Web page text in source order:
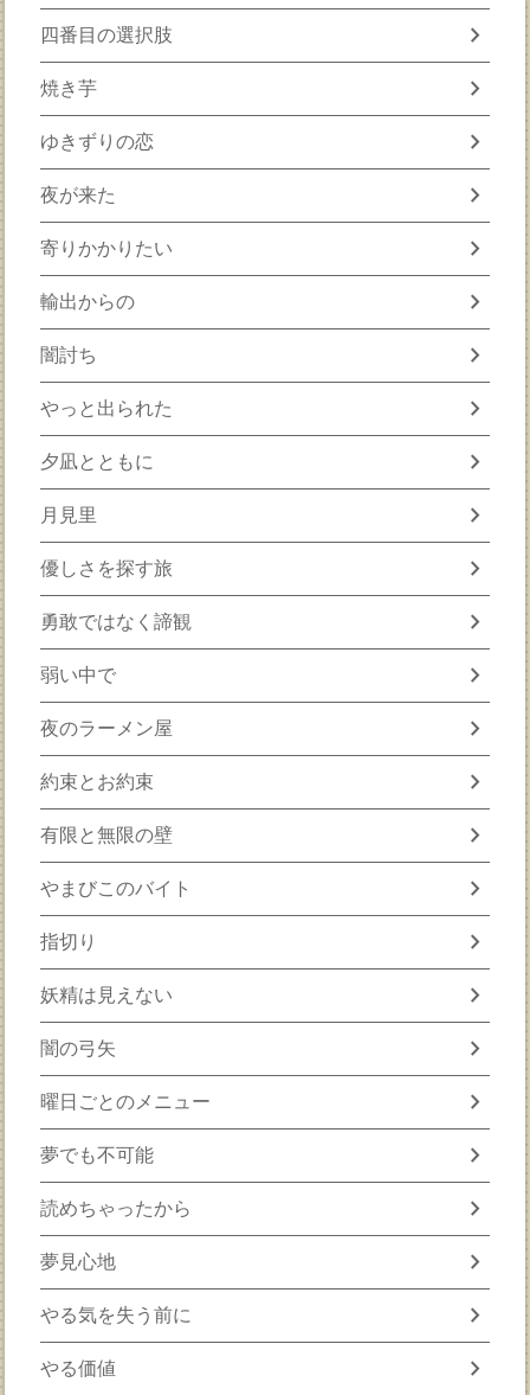
四番目の選択肢 chevron_right
焼き芋 chevron_right
ゆきずりの恋 chevron_right
夜が来た chevron_right
寄りかかりたい chevron_right
輸出からの chevron_right
闇討ち chevron_right
やっと出られた chevron_right
夕凪とともに chevron_right
月見里 chevron_right
優しさを探す旅 chevron_right
勇敢ではなく諦観 chevron_right
弱い中で chevron_right
夜のラーメン屋 chevron_right
約束とお約束 chevron_right
有限と無限の壁 chevron_right
やまびこのバイト chevron_right
指切り chevron_right
妖精は見えない chevron_right
闇の弓矢 chevron_right
曜日ごとのメニュー chevron_right
夢でも不可能 chevron_right
読めちゃったから chevron_right
夢見心地 chevron_right
やる気を失う前に chevron_right
やる価値 chevron_right